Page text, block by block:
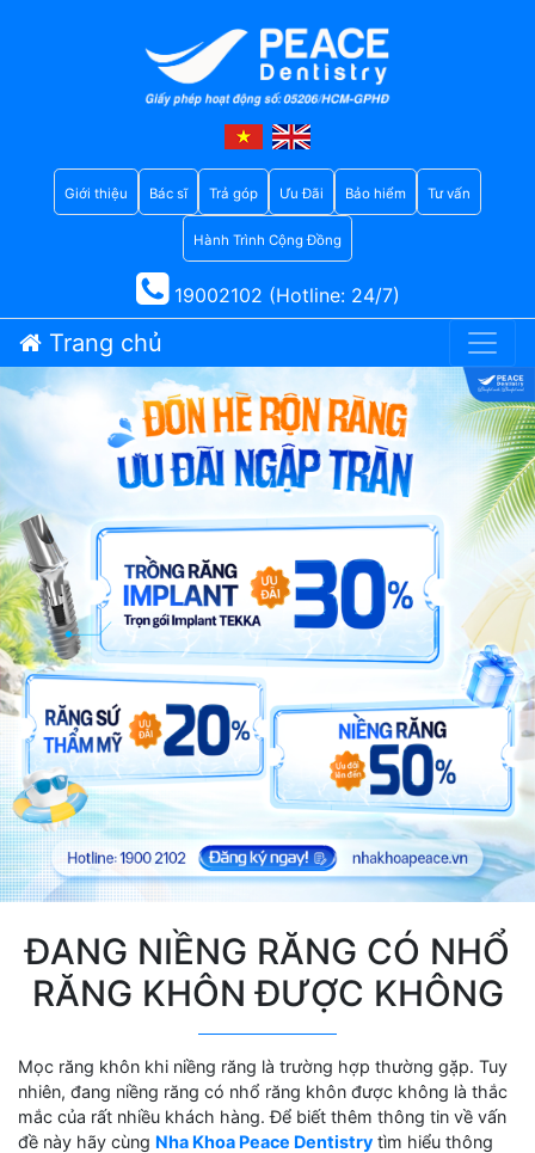
Giới thiệu Bác sĩ Trả góp Ưu Đãi Bảo hiểm Tư vấn
Hành Trình Cộng Đồng
19002102 (Hotline: 24/7)
Trang chủ
ĐANG NIỀNG RĂNG CÓ NHỔ
RĂNG KHÔN ĐƯỢC KHÔNG
Mọc răng khôn khi niềng răng là trường hợp thường gặp. Tuy
nhiên, đang niềng răng có nhổ răng khôn được không là thắc
mắc của rất nhiều khách hàng. Để biết thêm thông tin về vấn
đề này hãy cùng Nha Khoa Peace Dentistry tìm hiểu thông